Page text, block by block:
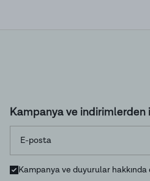
Kampanya ve indirimlerden
Kampanya ve duyurular